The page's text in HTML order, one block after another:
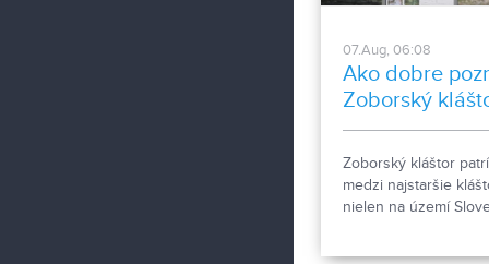
07.Aug, 06:08
Ako dobre
Zoborský
Zoborský kláštor patrí
medzi najstaršie
nielen na území